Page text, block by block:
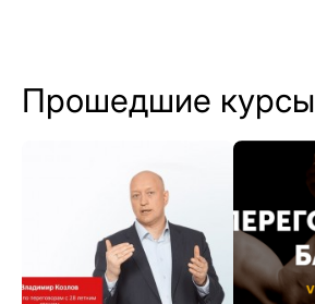
Прошедшие курсы